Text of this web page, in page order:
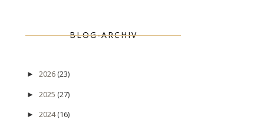
BLOG-ARCHIV
► 2026(23)
► 2025 (27)
► 2024(16)